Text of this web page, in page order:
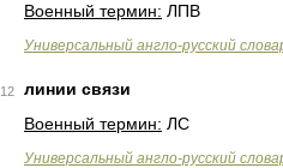
Военный термин: ЛПВ
Универсальный англо-русский
12
линии связи
Военный термин: ЛС
Универсальный англо-русский